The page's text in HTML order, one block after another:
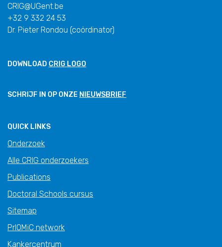
CRIG@UGent.be
+32 9 332 24 53
Dr. Pieter Rondou (coördinator)
DOWNLOAD CRIG LOGO
SCHRIJF IN OP ONZE NIEUWSBRIEF
QUICK LINKS
Onderzoek
Alle CRIG onderzoekers
Publications
Doctoral Schools cursus
Sitemap
PrIOMiC network
Kankercentrum